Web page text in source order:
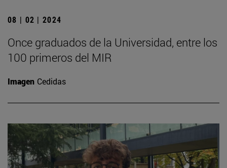
08 | 02 | 2024
Once graduados de la Universidad, entre los
100 primeros del MIR
Imagen Cedidas